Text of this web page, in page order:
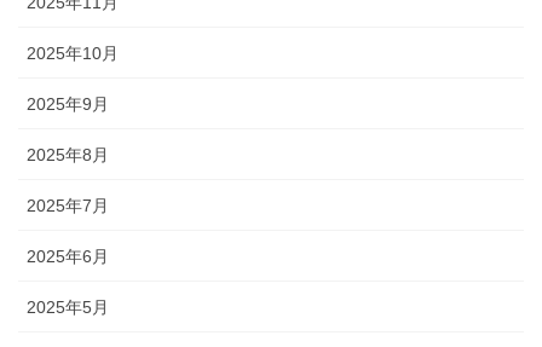
2025年10月
2025年9月
2025年8月
2025年7月
2025年6月
2025年5月